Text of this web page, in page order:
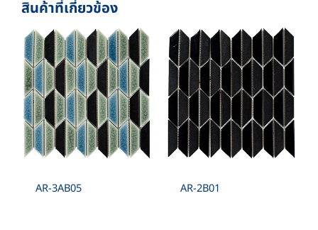
SHEET./SQM. 10 SHEET
SPECIAL SHAPE :
TRIANGLE , RHOMBUS , TRAPEZOID , RIGHT –
ANGLED , HEXAGON , LANTERN , LEAVE ,
ELEGANCE
สินค้าที่เกี่ยวข้อง
AR-3AB05 AR-2B01